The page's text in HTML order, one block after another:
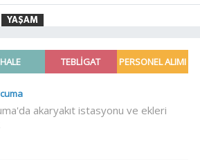
YAŞAM
Kılavuz'dan anlamlı çalışma
11:50 Su stresi çağı yaklaşıyor!